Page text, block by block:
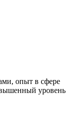
опыт в сфере
уровень